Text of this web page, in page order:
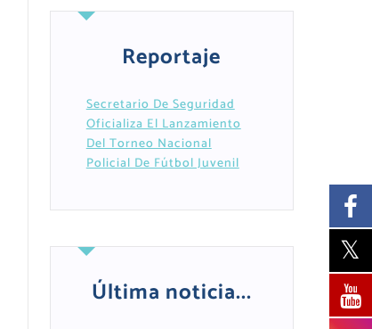
Reportaje
Secretario De Seguridad
Oficializa El Lanzamiento
Del Torneo Nacional
Policial De Fútbol Juvenil
Última noticia...